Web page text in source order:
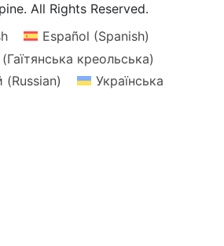
All Rights Reserved.
Español (Spanish)
(Гаїтянська креольська)
(Russian) Українська